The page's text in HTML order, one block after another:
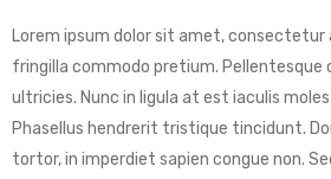
Lorem ipsum dolor sit amet, consectetur
fringilla commodo pretium.
ultricies. Nunc in ligula at est iaculis
Phasellus hendrerit tristique tincidunt.
tortor, in imperdiet sapien congue non.